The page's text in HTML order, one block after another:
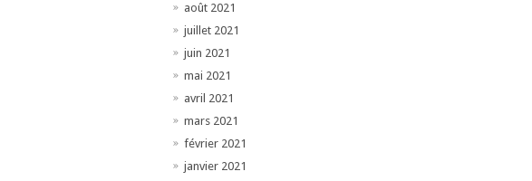
août 2021
juillet 2021
juin 2021
mai 2021
avril 2021
mars 2021
février 2021
janvier 2021